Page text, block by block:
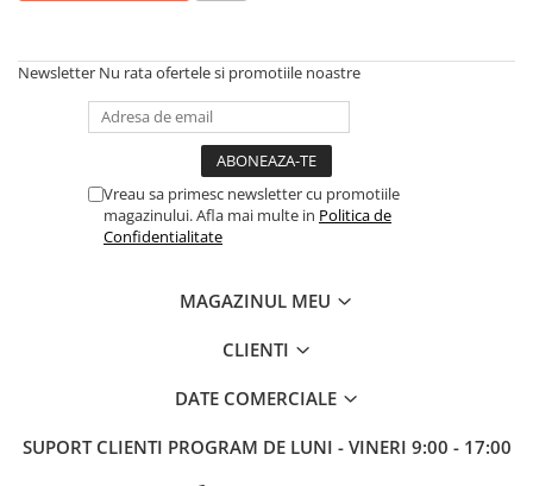
Sah Magnetic India
Set Sah + Table/backgammon
Seturi Sah
Ceasuri De Sah Digitale
Seturi Sah Tematice
Step 6
Newsletter Nu rata ofertele si promotiile noastre
Vreau sa primesc newsletter cu promotiile
magazinului. Afla mai multe in Politica de
Confidentialitate
MAGAZINUL MEU
CLIENTI
DATE COMERCIALE
SUPORT CLIENTI PROGRAM DE LUNI - VINERI 9:00 - 17:00